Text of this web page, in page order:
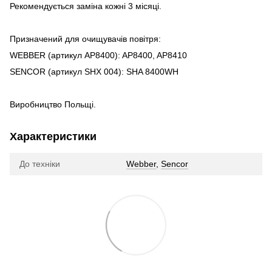
Рекомендується заміна кожні 3 місяці.
Призначений для очищувачів повітря:
WEBBER (артикул AP8400): AP8400, AP8410
SENCOR (артикул SHX 004): SHA 8400WH
Виробництво Польщі.
Характеристики
До техніки Webber, Sencor